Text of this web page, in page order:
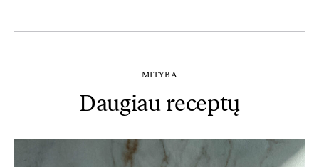
MITYBA
Daugiau receptų